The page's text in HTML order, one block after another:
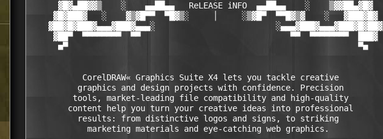
      ▓█▓▄██▓▓▒    ░    ▄▄██▄▄   ReLEASE iNFO  ▄▄██▄▄    ░    ▒▓▓██▄▓█▓
     ▓█▓███▓   ░    ▓▒▓█▀▀  ▀█▓▒░     │     ░▒▓█▀  ▀▀█▓▒▓    ░   ▓███▓█▓
    ▓██▓█▓███▓▄▄▄▓███▓▄▄▄░                         ░▄▄▄▓███▓▄▄▄▓███▓█▓██▓
     ▓██▀  ▀▀▀▀▀▀▀▀  ▀▀                               ▀▀  ▀▀▀▀▀▀▀▀  ███▓
      ■▀                                                            ▀■
           CorelDRAW« Graphics Suite X4 lets you tackle creative
          graphics and design projects with confidence. Precision
         tools, market-leading file compatibility and high-quality
        content help you turn your creative ideas into professional
          results: from distinctive logos and signs, to striking
            marketing materials and eye-catching web graphics.